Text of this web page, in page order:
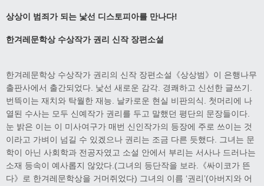
상상이 범죄가 되는 낯선 디스토피아를 만나다!
한겨레문학상 수상작가 권리 신작 장편소설
한겨레문학상 수상작가 권리의 신작 장편소설《상상범》이 은행나무
출판사에서 출간되었다. 낯선 새로운 감각. 경쾌하고 신선한 글쓰기.
번뜩이는 재치와 탁월한 재능. 날카로운 현실 비판의식. 첫머리에 나
열된 수사는 모두 신예작가 권리를 두고 말했던 평단의 문장들이다.
눈 밝은 이는 이 미사여구가 매번 신인작가의 등장에 주로 쓰이는 것
이라고 가벼이 넘길 수 있겠으나 권리는 조금 다른 듯했다. 그녀는 문
학이 아닌 사회학과 전공자였고 소설 안에서 부리는 서사나 드러나는
소재 등속이 예사롭지 않았다.(그녀의 등단작을 보라.《싸이코가 뜬
다》로 한겨레문학상을 거머쥐었다) 그녀의 이름 ‘권리’(아버지와 어